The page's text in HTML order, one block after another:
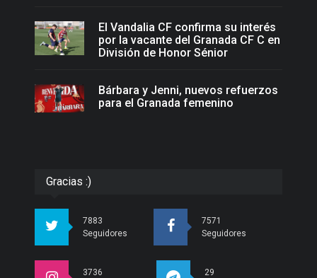
El Vandalia CF confirma su interés
por la vacante del Granada CF C en
División de Honor Sénior
Bárbara y Jenni, nuevos refuerzos
para el Granada femenino
Gracias :)
7883
Seguidores
7571
Seguidores
3736
29